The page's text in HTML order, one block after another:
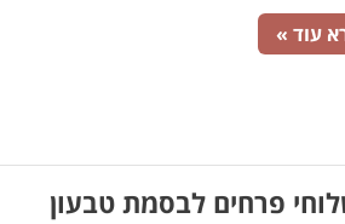
עוד »
פרחים לבסמת טבעון